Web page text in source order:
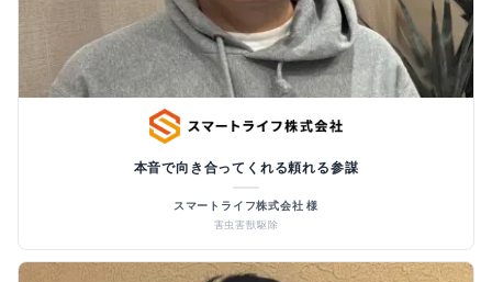
本音で向き合ってくれる頼れる参謀
スマートライフ株式会社 様
害虫害獣駆除